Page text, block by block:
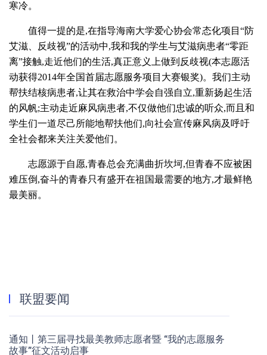
寒冷。
值得一提的是,在指导海南大学爱心协会常态化项目“防
艾滋、反歧视”的活动中,我和我的学生与艾滋病患者“零距
离”接触,走近他们的生活,真正意义上做到反歧视(本志愿活
动获得2014年全国首届志愿服务项目大赛银奖)。我们主动
帮扶结核病患者,让其在救治中学会自强自立,重新扬起生活
的风帆;主动走近麻风病患者,不仅做他们忠诚的听众,而且和
学生们一道尽己所能地帮扶他们,向社会宣传麻风病及呼吁
全社会都来关注关爱他们。
志愿源于自愿,青春总会充满曲折坎坷,但青春不应被困
难压倒,奋斗的青春只有盛开在祖国最需要的地方,才最鲜艳
最美丽。
联盟要闻
通知丨第三届寻找最美教师志愿者暨 “我的志愿服务
故事”征文活动启事